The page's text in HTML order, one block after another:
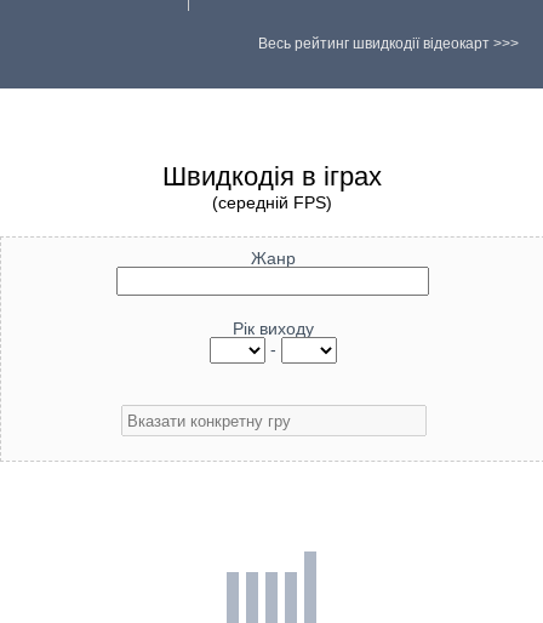
Весь рейтинг швидкодії відеокарт >>>
Швидкодія в іграх
(середній FPS)
Жанр
Рік виходу
-